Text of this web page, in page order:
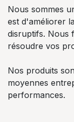
Nous sommes
est d'améliorer
disruptifs. Nous
résoudre vos
Nos produits
moyennes
performances.